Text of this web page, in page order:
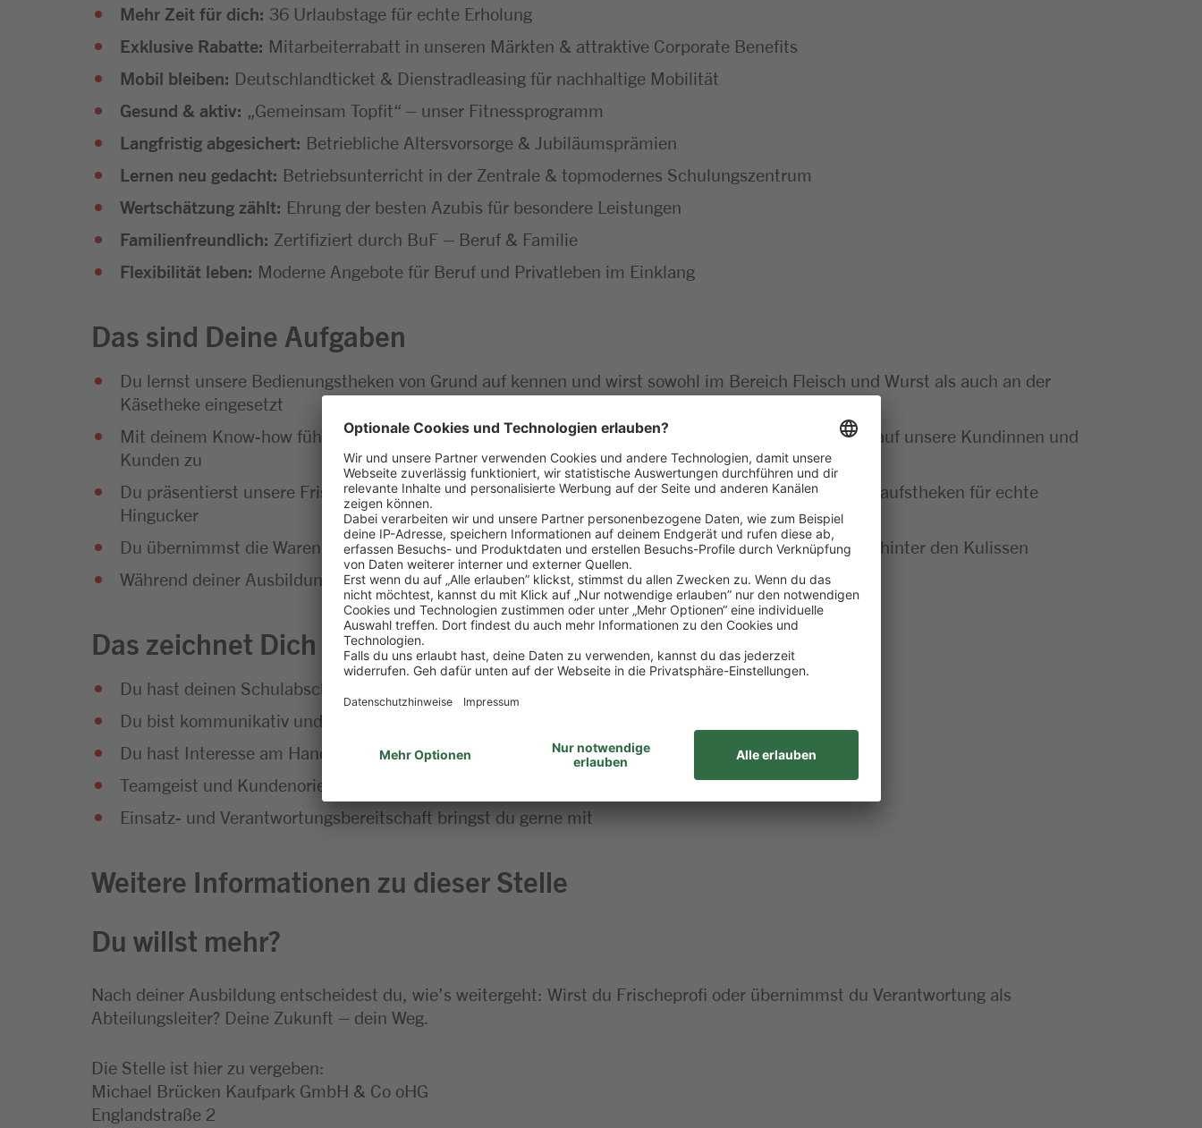
Mehr Zeit für dich: 36 Urlaubstage für echte Erholung
Exklusive Rabatte: Mitarbeiterrabatt in unseren Märkten & attraktive Corporate Benefits
Mobil bleiben: Deutschlandticket & Dienstradleasing für nachhaltige Mobilität
Gesund & aktiv: „Gemeinsam Topfit“ – unser Fitnessprogramm
Langfristig abgesichert: Betriebliche Altersvorsorge & Jubiläumsprämien
Lernen neu gedacht: Betriebsunterricht in der Zentrale & topmodernes Schulungszentrum
Wertschätzung zählt: Ehrung der besten Azubis für besondere Leistungen
Familienfreundlich: Zertifiziert durch BuF – Beruf & Familie
Flexibilität leben: Moderne Angebote für Beruf und Privatleben im Einklang
Das sind Deine Aufgaben
Du lernst unsere Bedienungstheken von Grund auf kennen und wirst sowohl im Bereich Fleisch und Wurst als auch an der
Käsetheke eingesetzt
Mit deinem Know-how führst du professionelle Beratungs- und Verkaufsgespräche und gehst aktiv auf unsere Kundinnen und
Kunden zu
Du präsentierst unsere Frischwaren ansprechend und sorgst durch die kreative Gestaltung der Verkaufstheken für echte
Hingucker
Du übernimmst die Warendisposition, kontrollierst die Qualität und sorgst für reibungslose Abläufe hinter den Kulissen
Während deiner Ausbildung wirst du mit allen wichtigen Einzelhandelsprozessen vertraut gemacht
Das zeichnet Dich aus
Du hast deinen Schulabschluss erfolgreich gemeistert
Du bist kommunikativ und hast Spaß am Umgang mit Menschen
Du hast Interesse am Handel und an Lebensmitteln
Teamgeist und Kundenorientierung gehören für dich einfach dazu
Einsatz- und Verantwortungsbereitschaft bringst du gerne mit
Weitere Informationen zu dieser Stelle
Du willst mehr?
Nach deiner Ausbildung entscheidest du, wie’s weitergeht: Wirst du Frischeprofi oder übernimmst du Verantwortung als
Abteilungsleiter? Deine Zukunft – dein Weg.
Die Stelle ist hier zu vergeben:
Michael Brücken Kaufpark GmbH & Co oHG
Englandstraße 2